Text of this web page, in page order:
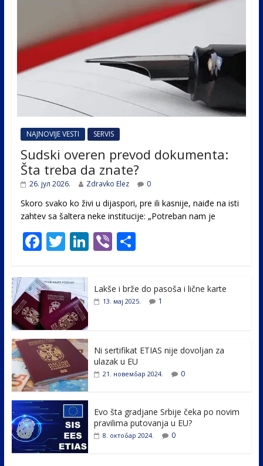
NAJNOVIJE VESTI SERVIS
Sudski overen prevod dokumenta:
Šta treba da znate?
26. јул 2026. Zdravko Elez 0
Skoro svako ko živi u dijaspori, pre ili kasnije, naiđe na isti
zahtev sa šaltera neke institucije: „Potreban nam je
F
e
b
o
o
k
T
itt
er
Li
e
Vi
er
S
ar
e
Lakše i brže do pasoša i lične karte
13. мај 2025. 1
Ni sertifikat ETIAS nije dovoljan za
ulazak u EU
21. новембар 2024. 0
Evo šta gradjane Srbije čeka po novim
pravilima putovanja u EU?
8. октобар 2024. 0